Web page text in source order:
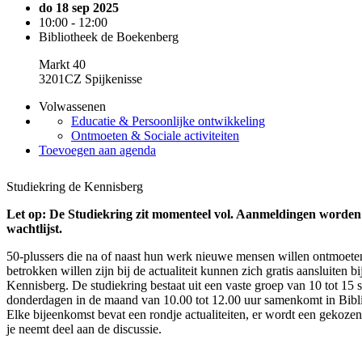
do 18 sep 2025
10:00 - 12:00
Bibliotheek de Boekenberg
Markt 40
3201CZ Spijkenisse
Volwassenen
Educatie & Persoonlijke ontwikkeling
Ontmoeten & Sociale activiteiten
Toevoegen aan agenda
Studiekring de Kennisberg
Let op: De Studiekring zit momenteel vol. Aanmeldingen worden
wachtlijst.
50-plussers die na of naast hun werk nieuwe mensen willen
betrokken willen zijn bij de actualiteit kunnen zich gratis aansluiten
Kennisberg. De studiekring bestaat uit een vaste groep van 10 tot 15
donderdagen in de maand van 10.00 tot 12.00 uur samenkomt in
Elke bijeenkomst bevat een rondje actualiteiten, er wordt een
je neemt deel aan de discussie.